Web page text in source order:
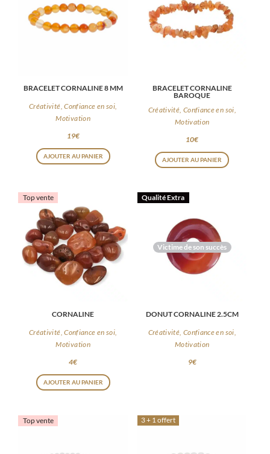
BRACELET CORNALINE 8 MM
Créativité, Confiance en soi,
Motivation
19€
AJOUTER AU PANIER
BRACELET CORNALINE
BAROQUE
Créativité, Confiance en soi,
Motivation
10€
AJOUTER AU PANIER
Top vente
CORNALINE
Créativité, Confiance en soi,
Motivation
4€
AJOUTER AU PANIER
Victime de son succès
Qualité Extra
DONUT CORNALINE 2.5CM
Créativité, Confiance en soi,
Motivation
9€
Top vente 3 + 1 offert